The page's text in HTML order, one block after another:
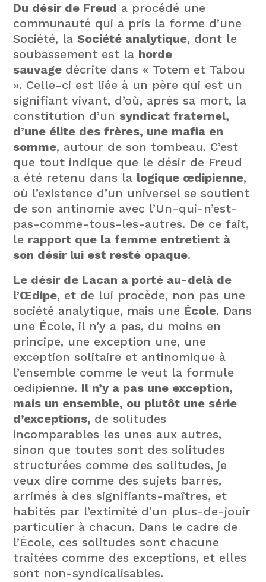
Du désir de Freud a procédé une
communauté qui a pris la forme d’une
Société, laSociété analytique, dont le
soubassement est la horde
sauvage décrite dans « Totem et Tabou
». Celle-ci est liée à un père qui est un
signifiant vivant, d’où, après sa mort, la
constitution d’un syndicat fraternel,
d’une élite des frères, une mafia en
somme, autour de son tombeau. C’est
que tout indique que le désir de Freud
a été retenu dans la logique œdipienne,
où l’existence d’un universel se soutient
de son antinomie avec l’Un-qui-n’est-
pas-comme-tous-les-autres. De ce fait,
le rapport que la femme entretient à
son désir lui est resté opaque.
Le désir de Lacan a porté au-delà de
l’Œdipe, et de lui procède, non pas une
société analytique, mais une École. Dans
une École, il n’y a pas, du moins en
principe, une exception une, une
exception solitaire et antinomique à
l’ensemble comme le veut la formule
œdipienne. Il n’y a pas une exception,
mais un ensemble, ou plutôt une série
d’exceptions, de solitudes
incomparables les unes aux autres,
sinon que toutes sont des solitudes
structurées comme des solitudes, je
veux dire comme des sujets barrés,
arrimés à des signifiants-maîtres, et
habités par l’extimité d’un plus-de-jouir
particulier à chacun. Dans le cadre de
l’École, ces solitudes sont chacune
traitées comme des exceptions, et elles
sont non-syndicalisables.